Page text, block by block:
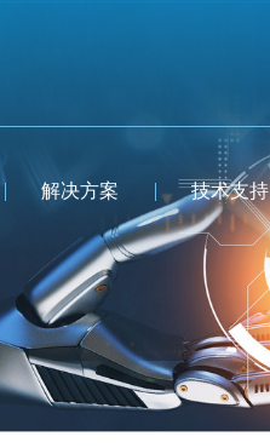
解决方案 技术支持